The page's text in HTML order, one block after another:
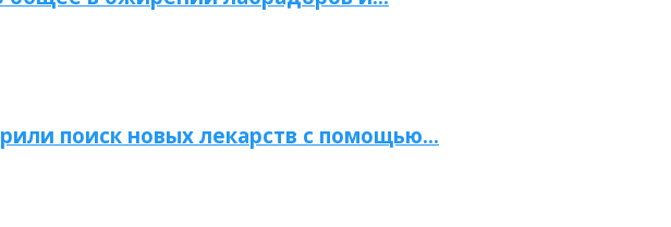
поиск новых лекарств с помощью…